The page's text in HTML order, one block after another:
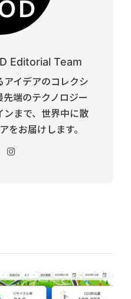
Editorial Team
イデアのコレクシ
端のテクノロジー
ンまで、世界中に散
をお届けします。